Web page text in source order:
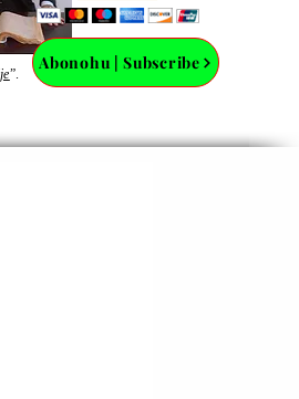
Abonohu | Subscribe
”.